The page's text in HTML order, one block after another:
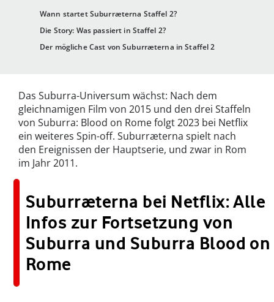
Wann startet Suburræterna Staffel 2?
Die Story: Was passiert in Staffel 2?
Der mögliche Cast von Suburræterna in Staffel 2
Das Suburra-Universum wächst: Nach dem
gleichnamigen Film von 2015 und den drei Staffeln
von Suburra: Blood on Rome folgt 2023 bei Netflix
ein weiteres Spin-off. Suburræterna spielt nach
den Ereignissen der Hauptserie, und zwar in Rom
im Jahr 2011.
Suburræterna bei Netflix: Alle
Infos zur Fortsetzung von
Suburra und Suburra Blood on
Rome